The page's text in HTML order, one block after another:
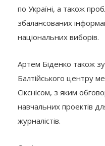
по Україні, а також
збалансованих
національних виборів.
Артем Біденко також
Балтійського центру
Сікснісом, з яким
навчальних проектів
журналістів.